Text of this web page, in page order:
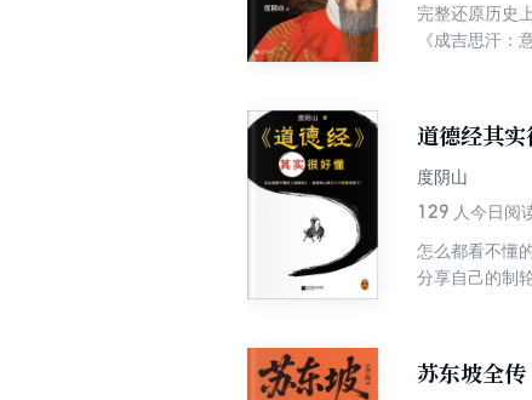
完整还原历史
《成吉思汗
上首辅之位，
乱，彻底解决
奉行”。他以
治国平天下
姓心中伟大的
道德经其实
度阴山
129 人今日阅
怎么都看不懂
分享自己的制
消解于无形。
苏东坡全传